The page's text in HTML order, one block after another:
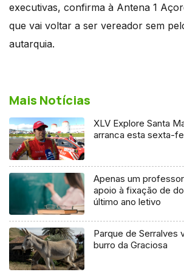
executivas, confirma à Antena 1
que vai voltar a ser vereador sem
autarquia.
Mais Notícias
XLV Explore Santa
arranca esta sexta-
Apenas um
apoio à fixação de
último ano letivo
Parque de Serralves
burro da Graciosa